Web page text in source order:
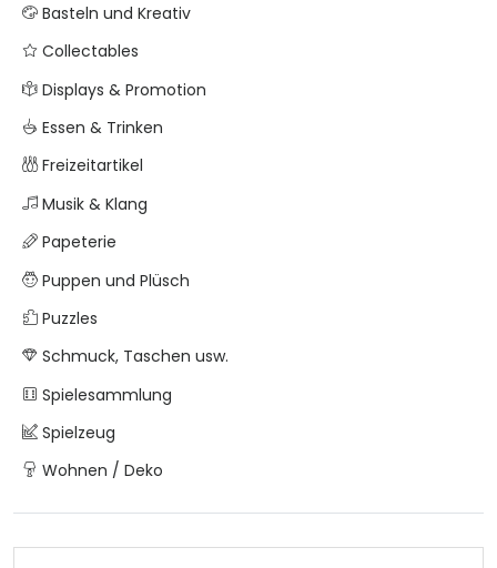
Basteln und Kreativ
Collectables
Displays & Promotion
Essen & Trinken
Freizeitartikel
Musik & Klang
Papeterie
Puppen und Plüsch
Puzzles
Schmuck, Taschen usw.
Spielesammlung
Spielzeug
Wohnen / Deko